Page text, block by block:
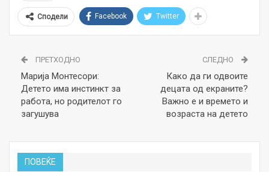
Сподели Facebook Twitter
ПРЕТХОДНО
Марија Монтесори:
Детето има инстинкт за
работа, но родителот го
загушува
СЛЕДНО
Како да ги одвоите
децата од екраните?
Важно е и времето и
возраста на детето
ПОВЕЌЕ